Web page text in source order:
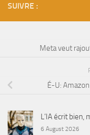
SUIVRE :
Meta veut
É-U:
L’IA écrit bien,
6 August 2026